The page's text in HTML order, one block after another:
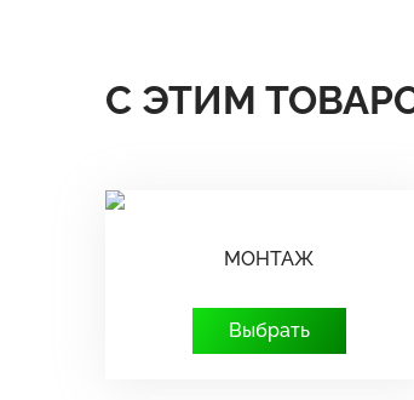
С ЭТИМ
МОНТАЖ
Выбрать